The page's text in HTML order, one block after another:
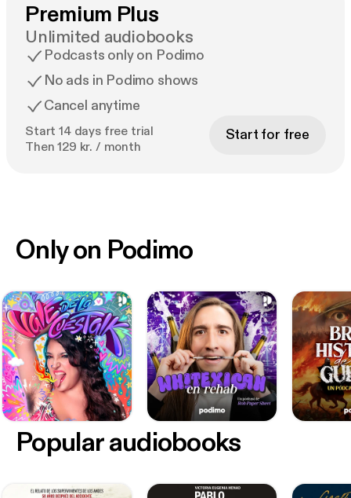
Premium Plus
Unlimited audiobooks
Podcasts only on Podimo
No ads in Podimo shows
Cancel anytime
Start 14 days free trial
Then 129 kr. / month
Start for free
Only on Podimo
Popular audiobooks